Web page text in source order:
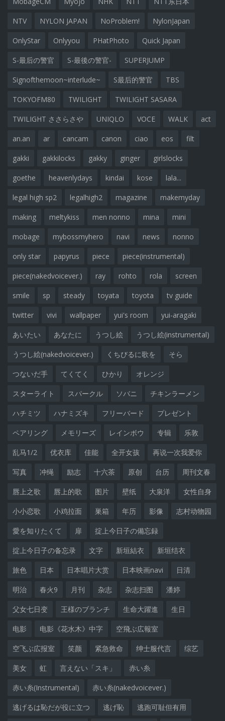
NTV NYLON JAPAN NoProblem! NylonJapan
OnlyStar Onlyyou PHatPhoto Quick Japan
S-最后の警官 S-最後の警官- SUPERJUMP
Signofthemoon~interlude~ S最后的警官 TBS
TOKYOFM80 TWILIGHT TWILIGHT SASARA
TWILIGHT ささらさや UNIQLO VOCE WALK act
an.an ar cancam canon ciao eos filt
gakki gakkilocks gakky ginger girlslocks
goethe heavenlydays kindai kose lala...
legal high sp2 legalhigh2 magazine makemyday
making meltykiss men nonno mina mini
mobage mybossmyhero navi news nonno
only star papyrus piece piece(instrumental)
piece(nakedvoicever.) ray rohto rola screen
smile sp steady toyata toyota tv guide
twitter vivi wallpaper yui's room yui-aragaki
あいたい あなたに うつし絵 うつし絵(instrumental)
うつし絵(nakedvoicever.) くちびるに歌を そら
つないだ手 てくてく ひかり オレンジ
スターライト スパークル ソバニ チキンラーメン
ハチミツ ハナミズキ フリーバード プレゼント
ペアリング メモリーズ レインボウ 专辑 乐敦
乱马1/2 优衣库 佳能 全开女孩 再说一次我爱你
写真 冲绳 励志 十六茶 原创 台历 周刊文春
唇上之歌 唇上的歌 图片 壁纸 大泉洋 女性自身
小小恋歌 小鸡拉面 巣箱 年历 影像 志村动物园
愛を知りたくて 扉 掟上今日子の備忘録
掟上今日子の备忘录 文字 新垣結衣 新垣结衣
旅色 日本 日本唱片大赏 日本映画navi 日清
明治 春火9 月刊 杂志 杂志扫图 潘婷
父女七日变 王様のブランチ 生命大躍進 生日
电影 电影《花水木》中字 空飛ぶ広報室
空飞ぶ広报室 笑颜 紧急救命 绅士服代言 综艺
美女 虹 言えない「スキ」 赤い糸
赤い糸(Instrumental) 赤い糸(nakedvoicever.)
逃げるは恥だが役に立つ 逃げ恥 逃跑可耻但有用